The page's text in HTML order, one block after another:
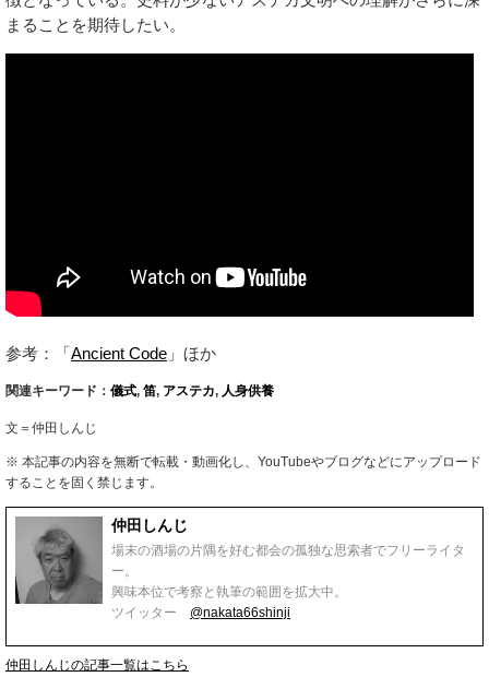
まることを期待したい。
参考：「Ancient Code 」ほか
関連キーワード： 儀式, 笛, アステカ, 人身供養
文＝仲田しんじ
※ 本記事の内容を無断で転載・動画化し、YouTubeやブログなどにアップロード
することを固く禁じます。
仲田しんじ
場末の酒場の片隅を好む都会の孤独な思索者でフリーライタ
ー。
興味本位で考察と執筆の範囲を拡大中。
ツイッター @nakata66shinji
仲田しんじの記事一覧はこちら